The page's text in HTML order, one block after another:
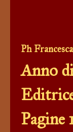
Ph
Anno
Pagine